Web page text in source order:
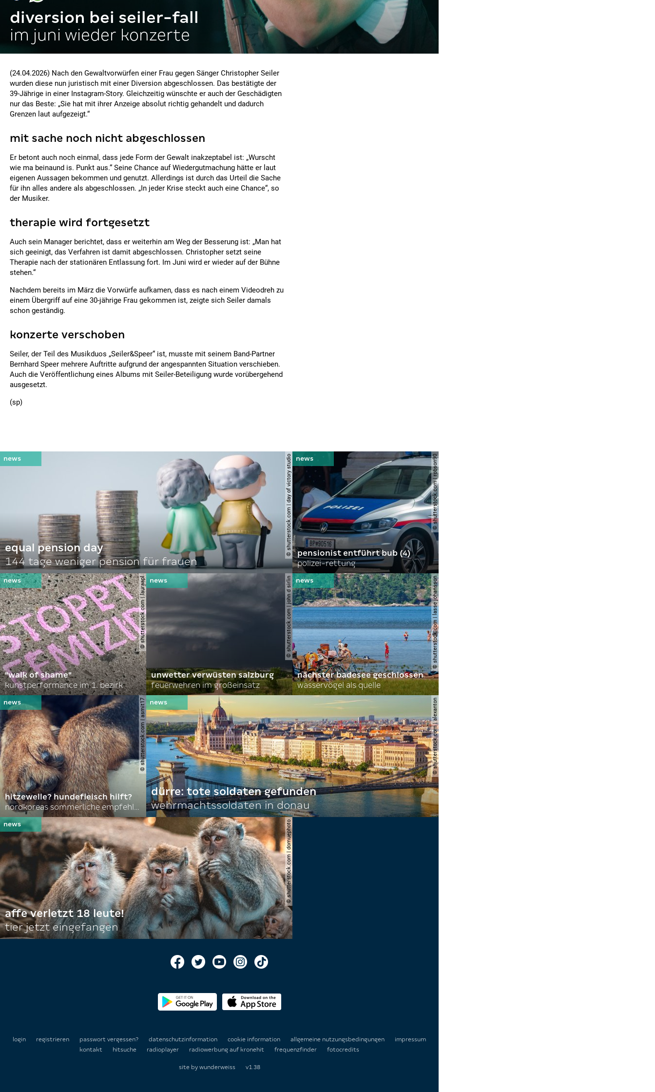
diversion bei seiler-fall
im juni wieder konzerte
(24.04.2026) Nach den Gewaltvorwürfen einer Frau gegen Sänger Christopher Seiler
wurden diese nun juristisch mit einer Diversion abgeschlossen. Das bestätigte der
39-Jährige in einer Instagram-Story. Gleichzeitig wünschte er auch der Geschädigten
nur das Beste: „Sie hat mit ihrer Anzeige absolut richtig gehandelt und dadurch
Grenzen laut aufgezeigt.“
mit sache noch nicht abgeschlossen
Er betont auch noch einmal, dass jede Form der Gewalt inakzeptabel ist: „Wurscht
wie ma beinaund is. Punkt aus.“ Seine Chance auf Wiedergutmachung hätte er laut
eigenen Aussagen bekommen und genutzt. Allerdings ist durch das Urteil die Sache
für ihn alles andere als abgeschlossen. „In jeder Krise steckt auch eine Chance“, so
der Musiker.
therapie wird fortgesetzt
Auch sein Manager berichtet, dass er weiterhin am Weg der Besserung ist: „Man hat
sich geeinigt, das Verfahren ist damit abgeschlossen. Christopher setzt seine
Therapie nach der stationären Entlassung fort. Im Juni wird er wieder auf der Bühne
stehen.“
Nachdem bereits im März die Vorwürfe aufkamen, dass es nach einem Videodreh zu
einem Übergriff auf eine 30-jährige Frau gekommen ist, zeigte sich Seiler damals
schon geständig.
konzerte verschoben
Seiler, der Teil des Musikduos „Seiler&Speer“ ist, musste mit seinem Band-Partner
Bernhard Speer mehrere Auftritte aufgrund der angespannten Situation verschieben.
Auch die Veröffentlichung eines Albums mit Seiler-Beteiligung wurde vorübergehend
ausgesetzt.
(sp)
© shutterstock.com | day of victory studio
equal pension day
144 tage weniger pension für frauen
© shutterstock.com | robson90
pensionist entführt bub (4)
polizei-rettung
© shutterstock.com | lauraapl
"walk of shame"
kunstperformance im 1. bezirk
© shutterstock.com | john d sirlin
unwetter verwüsten salzburg
feuerwehren im großeinsatz
© shutterstock.com | lasse johansson
nächster badesee geschlossen
wasservögel als quelle
© shutterstock.com | asmit17
hitzewelle? hundefleisch hilft?
nordkoreas sommerliche empfehlungen
© shutterstock.com | alexanton
dürre: tote soldaten gefunden
wehrmachtssoldaten in donau
© shutterstock.com | domuephoto
affe verletzt 18 leute!
tier jetzt eingefangen
login registrieren passwort vergessen? datenschutzinformation cookie information allgemeine nutzungsbedingungen
impressum
kontakt
hitsuche radioplayer radiowerbung auf kronehit frequenzfinder fotocredits
site by wunderweiss v1.38